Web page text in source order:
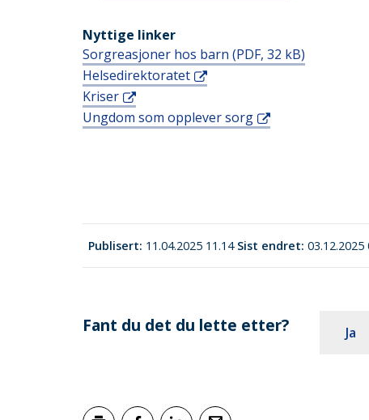
Nyttige linker
Sorgreasjoner hos barn (PDF, 32 kB)
Helsedirektoratet
Kriser
Ungdom som opplever sorg
Publisert 11.04.2025 11.14 Sist endret 03.12.2025
Fant du det du lette etter? Ja